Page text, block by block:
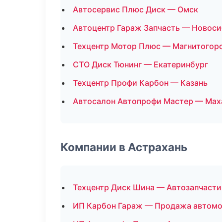
Автосервис Плюс Диск — Омск
Автоцентр Гараж Запчасть —
Техцентр Мотор Плюс —
СТО Диск Тюнинг — Екатеринбург
Техцентр Профи Карбон — Казань
Автосалон Автопрофи Мастер —
Компании в Астрахань
Техцентр Диск Шина — Автозапчасти
ИП Карбон Гараж — Продажа